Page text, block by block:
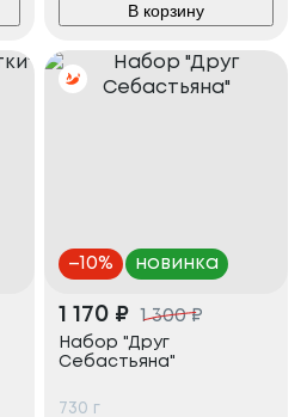
В корзину
–10% новинка
1 170 ₽ 1 300₽
Набор "Друг
Себастьяна"
730 г